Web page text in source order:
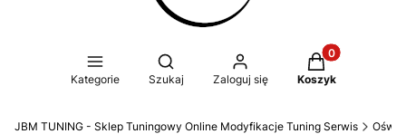
Kategorie
Otwórz wyszukiwarkę
Szukaj Zaloguj się
Produkty w
Koszyk
JBM TUNING - Sklep Tuningowy Online Modyfikacje Tuning Serwis